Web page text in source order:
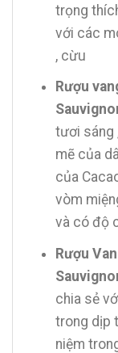
trọng
với các
, cừu
Rượu
tươi sáng
mẽ của
của
vòm
và có độ
Rượu
chia sẻ
trong dịp
niệm